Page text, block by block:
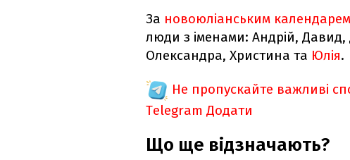
За новоюліанським календарем
люди з іменами: Андрій,
Олександра, Христина та Юлія.
Не пропускайте важливі
Telegram Додати
Що ще відзначають?